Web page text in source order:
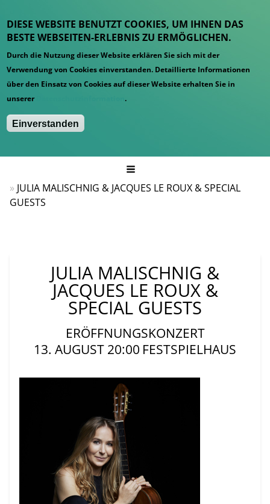
DIESE WEBSITE BENUTZT COOKIES, UM IHNEN DAS
BESTE WEBSEITEN-ERLEBNIS ZU ERMÖGLICHEN.
Durch die Nutzung dieser Website erklären Sie sich mit der
Verwendung von Cookies einverstanden. Detaillierte Informationen
über den Einsatz von Cookies auf dieser Website erhalten Sie in
unserer
Datenschutzinformation.
Einverstanden
JULIA MALISCHNIG & JACQUES LE ROUX & SPECIAL
GUESTS
JULIA MALISCHNIG &
JACQUES LE ROUX &
SPECIAL GUESTS
ERÖFFNUNGSKONZERT
13. AUGUST 20:00 FESTSPIELHAUS